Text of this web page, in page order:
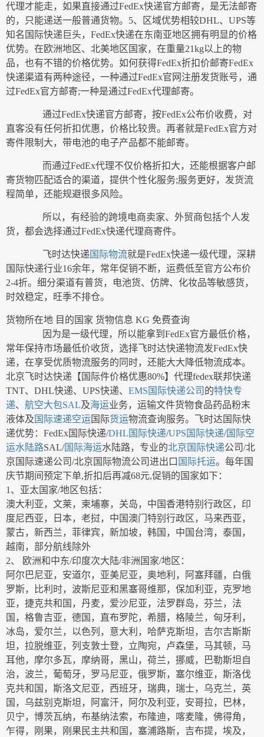
代理才能走，如果直接通过FedEx快递官方邮寄，是无法邮寄
的，只能递送一般普通货物。5、区域优势相较DHL、UPS等
知名国际快递巨头，FedEx快递在东南亚地区拥有明显的价格
优势。在欧洲地区、北美地区国家，在重量21kg以上的物
品，也有不错的价格优势。如何获得FedEx折扣价邮寄FedEx
快递渠道有两种途径，一种通过FedEx官网注册发货账号，通
过FedEx官方邮寄;一种是通过FedEx代理邮寄。
通过FedEx快递官方邮寄，按FedEx公布价收费，对
直客没有任何折扣优惠，价格比较贵。再者就是FedEx官方对
寄件限制大，带电池的电子产品都不能邮寄。
而通过FedEx代理不仅价格折扣大，还能根据客户邮
寄货物匹配适合的渠道，提供个性化服务;服务更好，发货流
程简单，还能规避很多风险。
所以，有经验的跨境电商卖家、外贸商包括个人发
货，都会选择通过FedEx快递代理商寄件。
飞时达快递 国际物流就是FedEx快递一级代理，深耕
国际快递行业16余年，常年促销不断，运费低至官方公布价
2-4折。细分渠道有普货，电池货、仿牌、化妆品等敏感货，
时效稳定，旺季不排仓。
货物所在地 目的国家 货物信息 KG 免费查询
因为是一级代理，所以能拿到FedEx官方最低价格，
常年保持市场最低价收货，选择飞时达快递物流发FedEx快
递，在享受优质物流服务的同时，还能大大降低物流成本。
北京飞时达快递【国际件价格优惠80%】代理fedex联邦快递
TNT、DHL快递、UPS快递、 EMS 国际快递公司 的特快专
递、 航空大包SAL及海运业务，运输文件货物食品药品粉末
液体及 国际速递空运国际货运物流查询服务。飞时达国际快
递优势：FedEx国际快递/DHL国际快递/UPS国际快递/国际空
运水陆路SAL/国际海运水陆路，专业的北京国际快递公司/北
京国际速递公司/北京国际物流公司进出口 国际托运。每年国
庆节期间预定下单,折扣后再减68元,促销的国家如下：
1、亚太国家/地区包括：
澳大利亚，文莱，柬埔寨，关岛，中国香港特别行政区，印
度尼西亚，日本，老挝，中国澳门特别行政区，马来西亚，
蒙古，新西兰，菲律宾，新加坡，韩国，中国台湾，泰国，
越南，部分航线除外
2、 欧洲和中东/印度次大陆/非洲国家/地区：
阿尔巴尼亚，安道尔，亚美尼亚，奥地利，阿塞拜疆，白俄
罗斯，比利时，波斯尼亚和黑塞哥维那，保加利亚，克罗地
亚，捷克共和国，丹麦，爱沙尼亚，法罗群岛，芬兰，法
国，格鲁吉亚，德国，直布罗陀，希腊，格陵兰，匈牙利，
冰岛，爱尔兰，以色列，意大利，哈萨克斯坦，吉尔吉斯斯
坦，拉脱维亚，列支敦士登，立陶宛，卢森堡，马其顿，马
耳他，摩尔多瓦，摩纳哥，黑山，荷兰，挪威，巴勒斯坦自
治，波兰，葡萄牙，罗马尼亚，俄罗斯，塞尔维亚，斯洛伐
克共和国，斯洛文尼亚，西班牙，瑞典，瑞士，乌克兰，英
国，乌兹别克斯坦，阿富汗，阿尔及利亚，安哥拉，巴林，
贝宁，博茨瓦纳，布基纳法索，布隆迪，喀麦隆，佛得角，
乍得，刚果，刚果民主共和国，塞浦路斯，吉布提，埃及，